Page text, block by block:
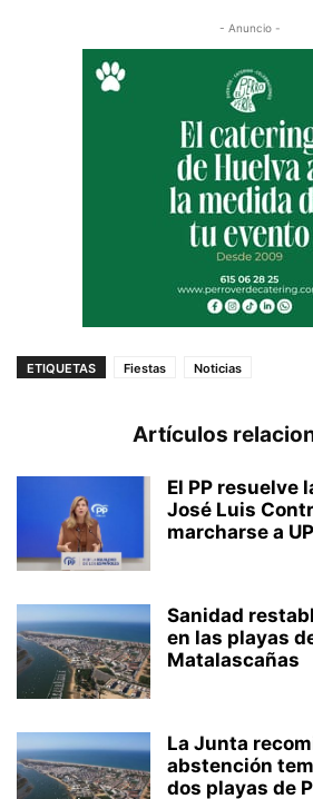
- Anuncio -
ETIQUETAS Fiestas Noticias
Artículos
El PP resuelve
José Luis
marcharse a
Sanidad
en las playas
Matalascañas
La Junta
abstención
dos playas de